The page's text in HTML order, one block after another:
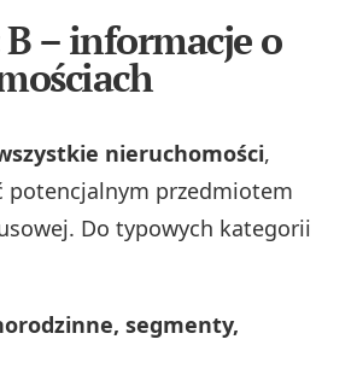
B – informacje o
nieruchomości,
potencjalnym przedmiotem
Do typowych kategorii
segmenty,